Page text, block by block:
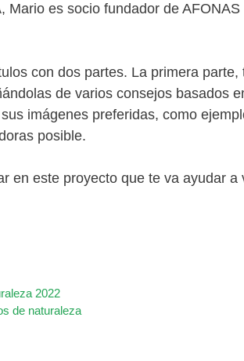
Mario es socio fundador de
con dos partes. La primera
de varios consejos basados
imágenes preferidas, como
posible.
en este proyecto que te va ayudar
2022
de naturaleza